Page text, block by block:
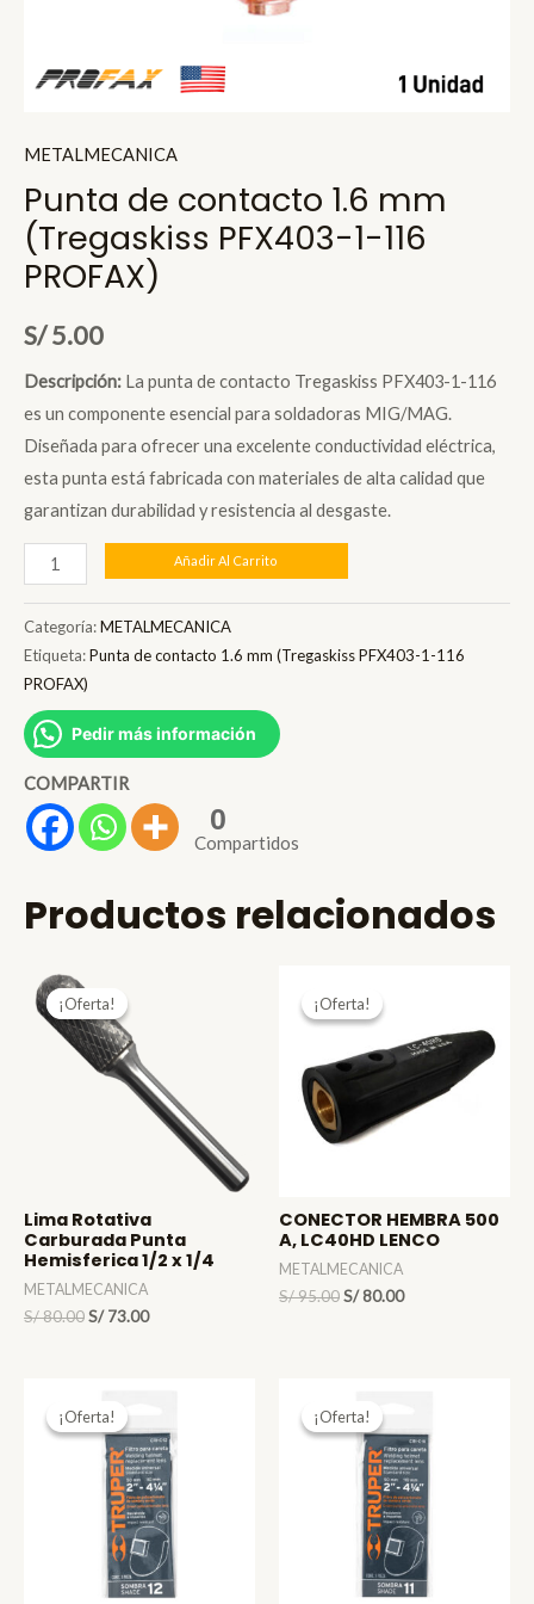
METALMECANICA
Punta de contacto 1.6 mm
(Tregaskiss PFX403-1-116
PROFAX)
S/5.00
Descripción: La punta de contacto Tregaskiss PFX403-1-116
es un componente esencial para soldadoras MIG/MAG.
Diseñada para ofrecer una excelente conductividad eléctrica,
esta punta está fabricada con materiales de alta calidad que
garantizan durabilidad y resistencia al desgaste.
Punta
de
contacto
1.6
mm
(Tregaskiss
PFX403-
1-
116
PROFAX)
Añadir Al Carrito
Categoría:METALMECANICA
Etiqueta:Punta de contacto 1.6 mm (Tregaskiss PFX403-1-116
PROFAX)
Pedir más información
COMPARTIR
0
Compartidos
Productos relacionados
¡Oferta!
¡Oferta!
Lima Rotativa
Carburada Punta
Hemisferica 1/2 x 1/4
METALMECANICA
S/80.00 El
S/73.00El
¡Oferta!
¡Oferta!
CONECTOR HEMBRA 500
A, LC40HD LENCO
METALMECANICA
S/95.00 El
S/80.00El
¡Oferta!
¡Oferta! ¡Oferta!
¡Oferta!